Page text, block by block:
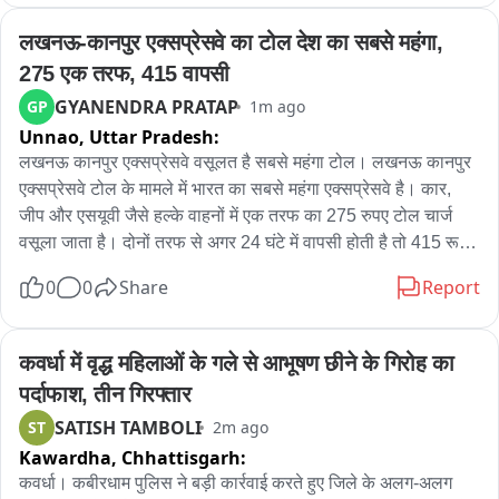
लखनऊ-कानपुर एक्सप्रेसवे का टोल देश का सबसे महंगा,
275 एक तरफ, 415 वापसी
GP GYANENDRA PRATAP 1m ago
Unnao, Uttar Pradesh:
लखनऊ कानपुर एक्सप्रेसवे वसूलत है सबसे महंगा टोल। लखनऊ कानपुर
एक्सप्रेसवे टोल के मामले में भारत का सबसे महंगा एक्सप्रेसवे है। कार,
जीप और एसयूवी जैसे हल्के वाहनों में एक तरफ का 275 रुपए टोल चार्ज
वसूला जाता है। दोनों तरफ से अगर 24 घंटे में वापसी होती है तो 415 रूपये
वसूला जाता ना ही किसी हाईवे पर और ना ही किसी एक्सप्रेस वे पर。
0 0 Share Report
कवर्धा में वृद्ध महिलाओं के गले से आभूषण छीने के गिरोह का
पर्दाफाश, तीन गिरफ्तार
ST SATISH TAMBOLI 2m ago
Kawardha, Chhattisgarh:
कवर्धा। कबीरधाम पुलिस ने बड़ी कार्रवाई करते हुए जिले के अलग-अलग